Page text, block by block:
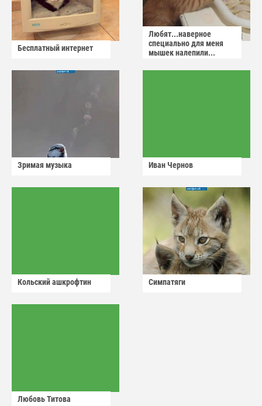
Бесплатный интернет
Любят...наверное
специально для меня
мышек налепили...
Зримая музыка Иван Чернов
Кольский ашкрофтин Симпатяги
Любовь Титова